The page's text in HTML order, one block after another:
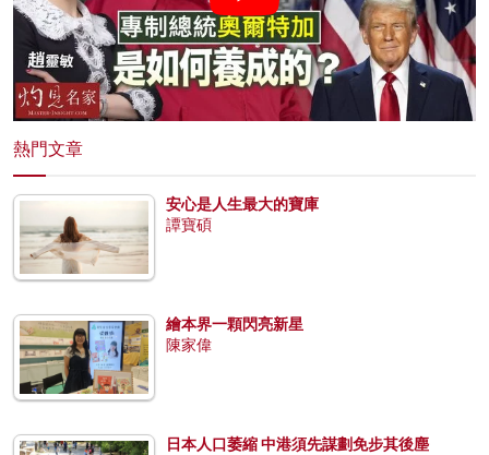
熱門文章
安心是人生最大的寶庫
譚寶碩
繪本界一顆閃亮新星
陳家偉
日本人口萎縮 中港須先謀劃免步其後塵